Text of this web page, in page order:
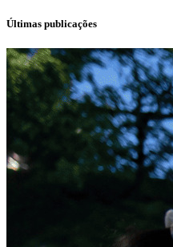
Últimas publicações